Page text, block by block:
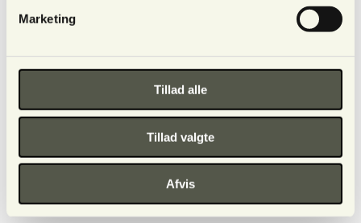
Marketing
Tillad alle
Tillad valgte
Afvis
Du kan altid framelde dig nyhedsmail